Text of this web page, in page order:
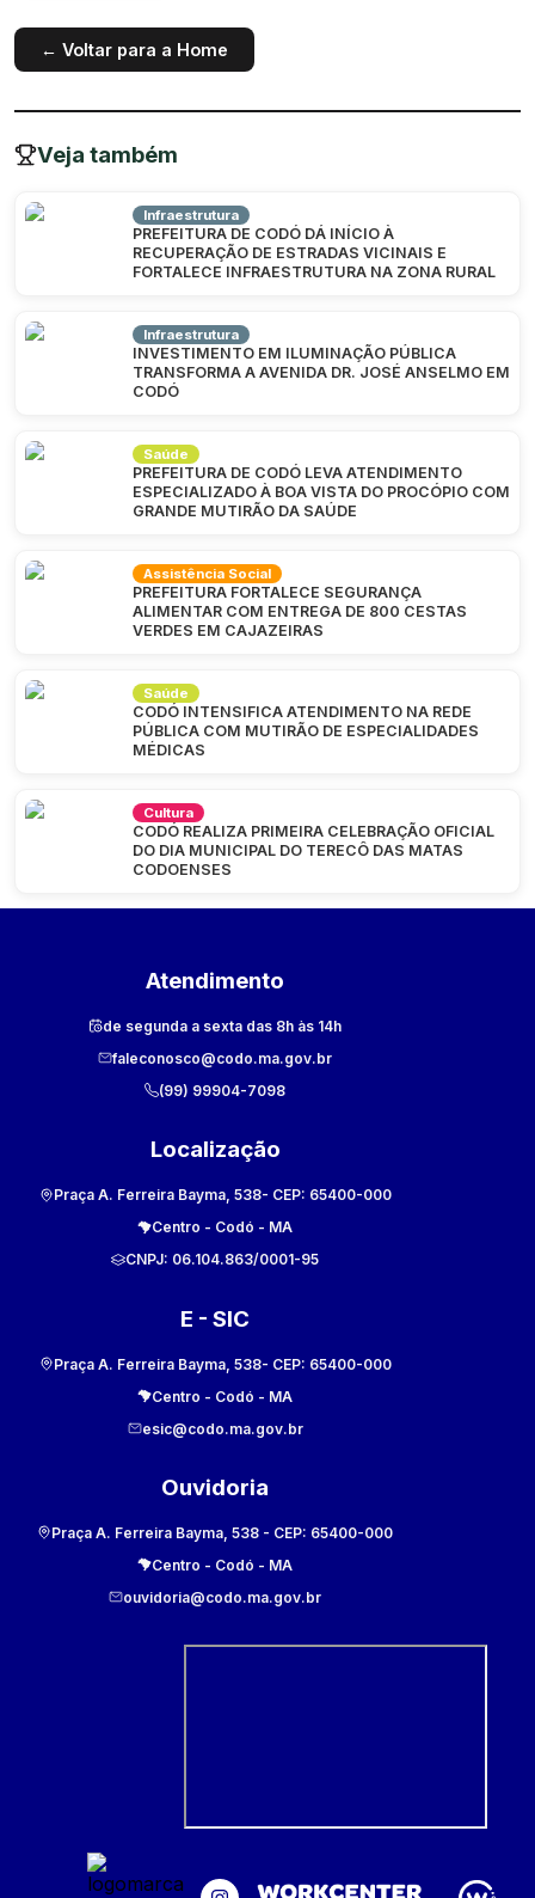
← Voltar para a Home
Veja também
Infraestrutura
PREFEITURA DE CODÓ DÁ INÍCIO À
RECUPERAÇÃO DE ESTRADAS VICINAIS E
FORTALECE INFRAESTRUTURA NA ZONA RURAL
Infraestrutura
INVESTIMENTO EM ILUMINAÇÃO PÚBLICA
TRANSFORMA A AVENIDA DR. JOSÉ ANSELMO EM
CODÓ
Saúde
PREFEITURA DE CODÓ LEVA ATENDIMENTO
ESPECIALIZADO À BOA VISTA DO PROCÓPIO COM
GRANDE MUTIRÃO DA SAÚDE
Assistência Social
PREFEITURA FORTALECE SEGURANÇA
ALIMENTAR COM ENTREGA DE 800 CESTAS
VERDES EM CAJAZEIRAS
Saúde
CODÓ INTENSIFICA ATENDIMENTO NA REDE
PÚBLICA COM MUTIRÃO DE ESPECIALIDADES
MÉDICAS
Cultura
CODÓ REALIZA PRIMEIRA CELEBRAÇÃO OFICIAL
DO DIA MUNICIPAL DO TERECÔ DAS MATAS
CODOENSES
Atendimento
de segunda a sexta das 8h às 14h
faleconosco@codo.ma.gov.br
(99) 99904-7098
Localização
Praça A. Ferreira Bayma, 538- CEP: 65400-000
Centro - Codó - MA
CNPJ: 06.104.863/0001-95
E - SIC
Praça A. Ferreira Bayma, 538- CEP: 65400-000
Centro - Codó - MA
esic@codo.ma.gov.br
Ouvidoria
Praça A. Ferreira Bayma, 538 - CEP: 65400-000
Centro - Codó - MA
ouvidoria@codo.ma.gov.br